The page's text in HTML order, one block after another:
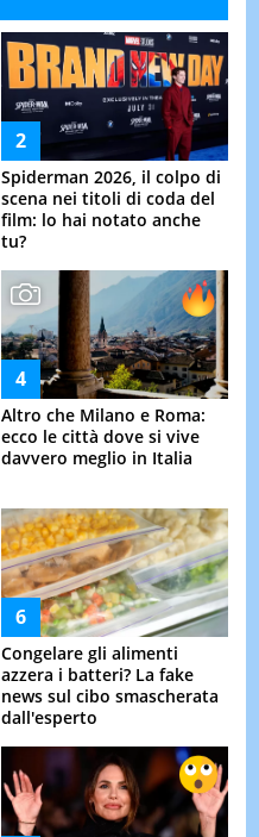
Spiderman 2026, il colpo di
scena nei titoli di coda del
film: lo hai notato anche
tu?
Altro che Milano e Roma:
ecco le città dove si vive
davvero meglio in Italia
Congelare gli alimenti
azzera i batteri? La fake
news sul cibo smascherata
dall'esperto